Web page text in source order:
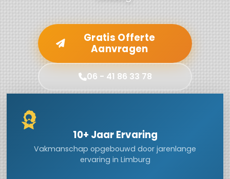
Gratis Offerte
Aanvragen
06 - 41 86 33 78
10+ Jaar Ervaring
Vakmanschap opgebouwd door jarenlange
ervaring in Limburg